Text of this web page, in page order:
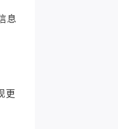
息
更